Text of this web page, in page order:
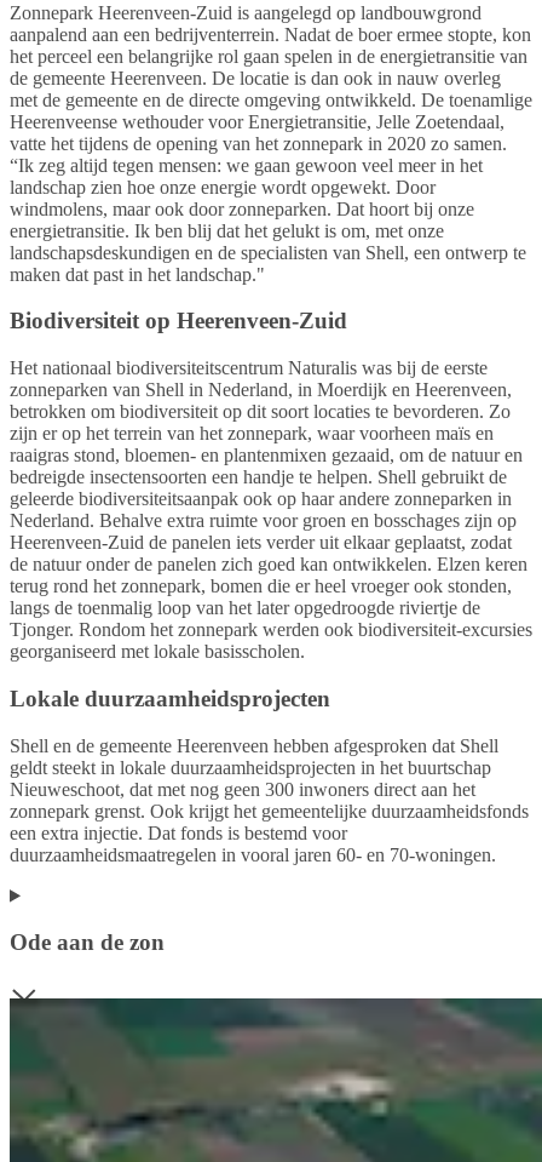
Zonnepark Heerenveen-Zuid is aangelegd op landbouwgrond
aanpalend aan een bedrijventerrein. Nadat de boer ermee stopte, kon
het perceel een belangrijke rol gaan spelen in de energietransitie van
de gemeente Heerenveen. De locatie is dan ook in nauw overleg
met de gemeente en de directe omgeving ontwikkeld. De toenamlige
Heerenveense wethouder voor Energietransitie, Jelle Zoetendaal,
vatte het tijdens de opening van het zonnepark in 2020 zo samen.
“Ik zeg altijd tegen mensen: we gaan gewoon veel meer in het
landschap zien hoe onze energie wordt opgewekt. Door
windmolens, maar ook door zonneparken. Dat hoort bij onze
energietransitie. Ik ben blij dat het gelukt is om, met onze
landschapsdeskundigen en de specialisten van Shell, een ontwerp te
maken dat past in het landschap."
Biodiversiteit op Heerenveen-Zuid
Het nationaal biodiversiteitscentrum Naturalis was bij de eerste
zonneparken van Shell in Nederland, in Moerdijk en Heerenveen,
betrokken om biodiversiteit op dit soort locaties te bevorderen. Zo
zijn er op het terrein van het zonnepark, waar voorheen maïs en
raaigras stond, bloemen- en plantenmixen gezaaid, om de natuur en
bedreigde insectensoorten een handje te helpen. Shell gebruikt de
geleerde biodiversiteitsaanpak ook op haar andere zonneparken in
Nederland. Behalve extra ruimte voor groen en bosschages zijn op
Heerenveen-Zuid de panelen iets verder uit elkaar geplaatst, zodat
de natuur onder de panelen zich goed kan ontwikkelen. Elzen keren
terug rond het zonnepark, bomen die er heel vroeger ook stonden,
langs de toenmalig loop van het later opgedroogde riviertje de
Tjonger. Rondom het zonnepark werden ook biodiversiteit-excursies
georganiseerd met lokale basisscholen.
Lokale duurzaamheidsprojecten
Shell en de gemeente Heerenveen hebben afgesproken dat Shell
geldt steekt in lokale duurzaamheidsprojecten in het buurtschap
Nieuweschoot, dat met nog geen 300 inwoners direct aan het
zonnepark grenst. Ook krijgt het gemeentelijke duurzaamheidsfonds
een extra injectie. Dat fonds is bestemd voor
duurzaamheidsmaatregelen in vooral jaren 60- en 70-woningen.
Ode aan de zon